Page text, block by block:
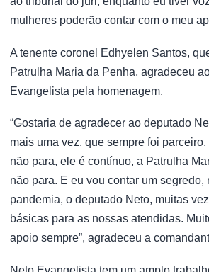
mulheres poderão contar com o meu
A tenente coronel Edhyelen Santos,
Patrulha Maria da Penha, agradeceu
Evangelista pela homenagem.
“Gostaria de agradecer ao deputado
mais uma vez, que sempre foi
não para, ele é contínuo, a Patrulha
não para. E eu vou contar um segredo,
pandemia, o deputado Neto, muitas
básicas para as nossas atendidas.
apoio sempre”, agradeceu a